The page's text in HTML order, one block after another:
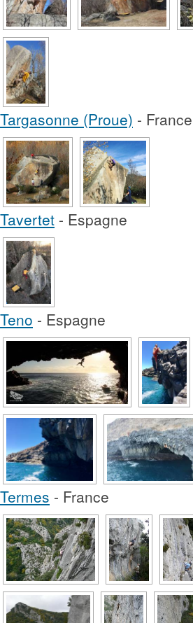
Targasonne (Proue) - France
Tavertet - Espagne
Teno - Espagne
Termes - France